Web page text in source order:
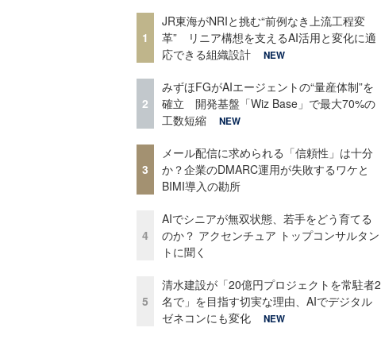
1
JR東海がNRIと挑む“前例なき上流工程変
革” リニア構想を支えるAI活用と変化に適
応できる組織設計
NEW
2
みずほFGがAIエージェントの“量産体制”を
確立 開発基盤「Wiz Base」で最大70%の
工数短縮
NEW
3
メール配信に求められる「信頼性」は十分
か？企業のDMARC運用が失敗するワケと
BIMI導入の勘所
4
AIでシニアが無双状態、若手をどう育てる
のか？ アクセンチュア トップコンサルタン
トに聞く
5
清水建設が「20億円プロジェクトを常駐者2
名で」を目指す切実な理由、AIでデジタル
ゼネコンにも変化
NEW